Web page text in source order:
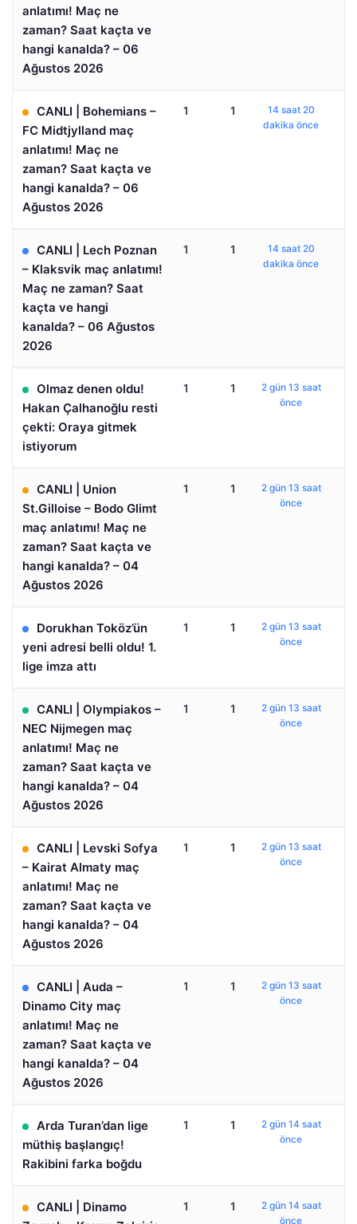
anlatımı! Maç ne
zaman? Saat kaçta ve
hangi kanalda? – 06
Ağustos 2026
CANLI | Bohemians –
FC Midtjylland maç
anlatımı! Maç ne
zaman? Saat kaçta ve
hangi kanalda? – 06
Ağustos 2026
1 1
14 saat 20
dakika önce
CANLI | Lech Poznan
– Klaksvik maç anlatımı!
Maç ne zaman? Saat
kaçta ve hangi
kanalda? – 06 Ağustos
2026
1 1
14 saat 20
dakika önce
Olmaz denen oldu!
Hakan Çalhanoğlu resti
çekti: Oraya gitmek
istiyorum
1 1
2 gün 13 saat
önce
CANLI | Union
St.Gilloise – Bodo Glimt
maç anlatımı! Maç ne
zaman? Saat kaçta ve
hangi kanalda? – 04
Ağustos 2026
1 1
2 gün 13 saat
önce
Dorukhan Toköz’ün
yeni adresi belli oldu! 1.
lige imza attı
1 1
2 gün 13 saat
önce
CANLI | Olympiakos –
NEC Nijmegen maç
anlatımı! Maç ne
zaman? Saat kaçta ve
hangi kanalda? – 04
Ağustos 2026
1 1
2 gün 13 saat
önce
CANLI | Levski Sofya
– Kairat Almaty maç
anlatımı! Maç ne
zaman? Saat kaçta ve
hangi kanalda? – 04
Ağustos 2026
1 1
2 gün 13 saat
önce
CANLI | Auda –
Dinamo City maç
anlatımı! Maç ne
zaman? Saat kaçta ve
hangi kanalda? – 04
Ağustos 2026
1 1
2 gün 13 saat
önce
Arda Turan’dan lige
müthiş başlangıç!
Rakibini farka boğdu
1 1
2 gün 14 saat
önce
CANLI | Dinamo
1 1
2 gün 14 saat
önce